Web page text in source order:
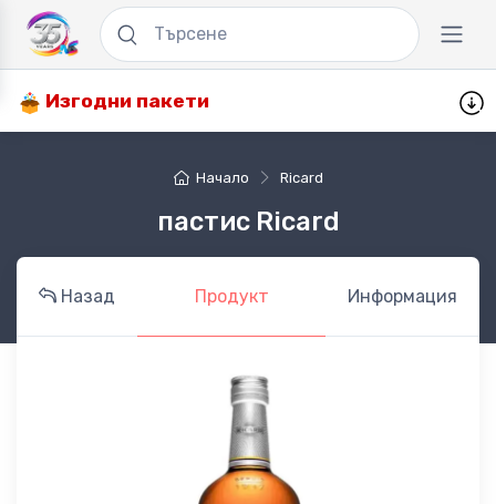
Изгодни пакети
Начало Ricard
пастис Ricard
Назад Продукт Информация